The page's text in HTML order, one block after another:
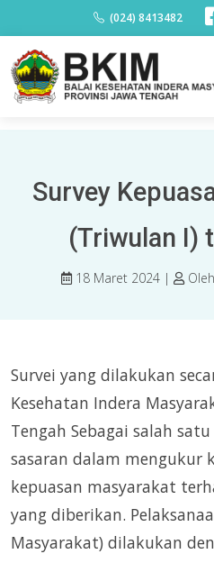
(024) 8413482
Survey
(Triwulan I)
18 Maret 2024 |
Survei yang dilakukan
Kesehatan Indera
Tengah Sebagai salah
sasaran dalam mengukur
kepuasan masyarakat
yang diberikan.
Masyarakat) dilakukan